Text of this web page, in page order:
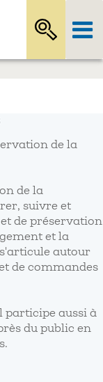
de la
de la
suivre et
de préservation
et la
autour
de commandes
participe aussi à
du public en